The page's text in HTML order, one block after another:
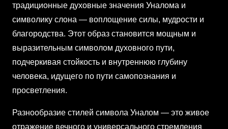
традиционные духовные значения Уналома и
символику слона — воплощение силы, мудрости и
благородства. Этот образ становится мощным и
выразительным символом духовного пути,
подчеркивая стойкость и внутреннюю глубину
человека, идущего по пути самопознания и
просветления.
Разнообразие стилей символа Уналом — это живое
отражение вечного и универсального стремления